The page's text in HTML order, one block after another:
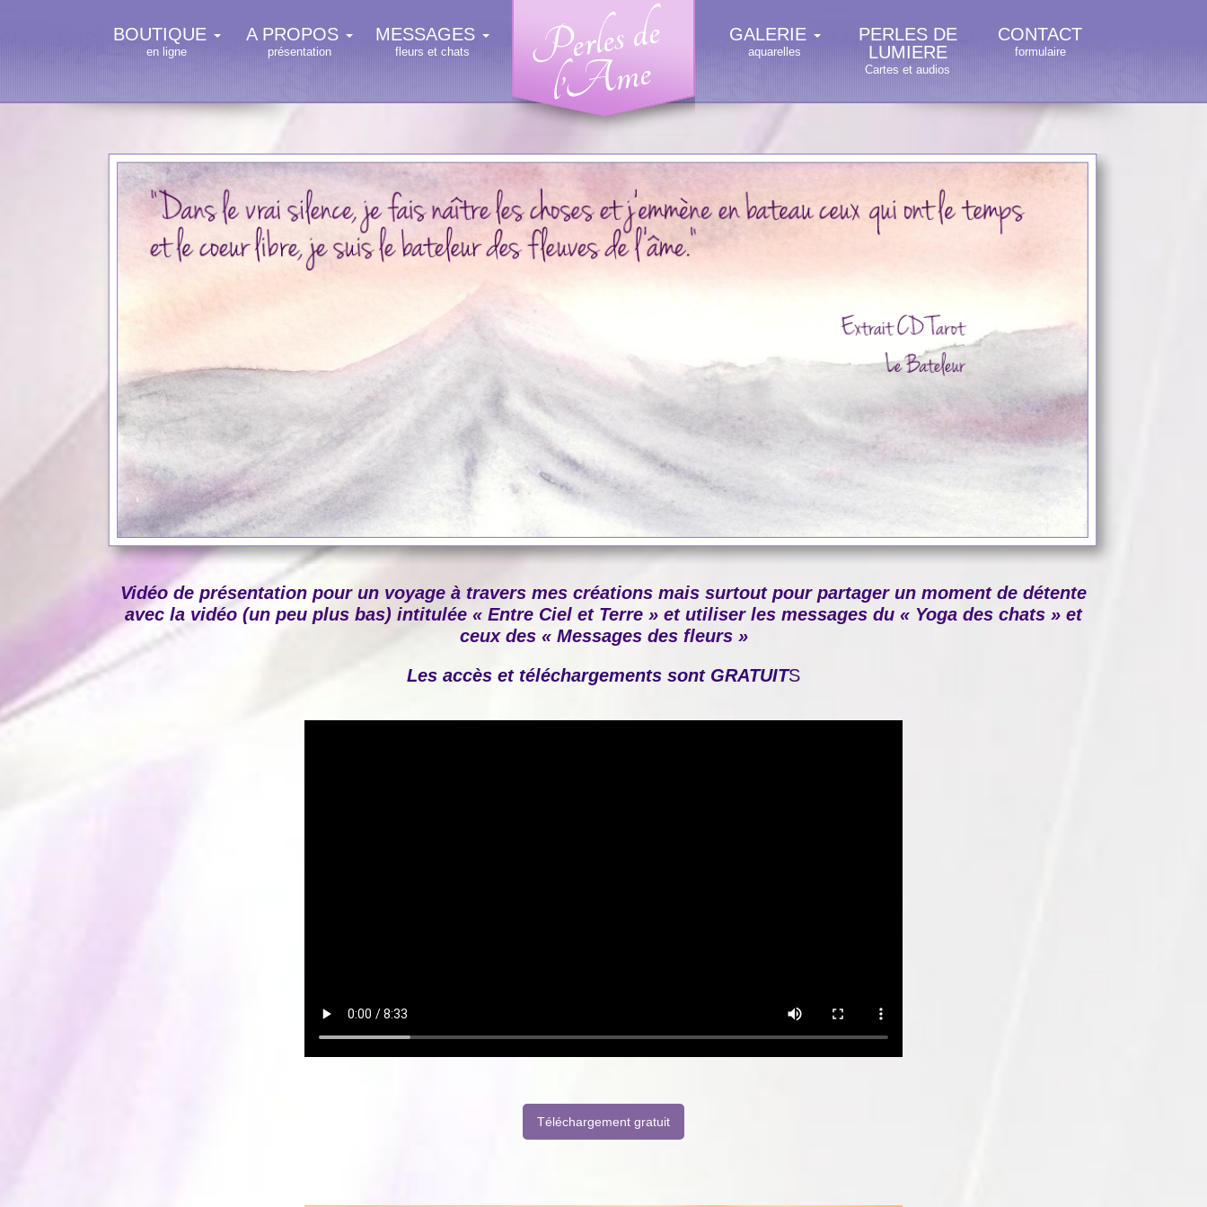
BOUTIQUE
en ligne
A PROPOS
présentation
MESSAGES
fleurs et chats
GALERIE
aquarelles
PERLES DE
LUMIERE
Cartes et audios
CONTACT
formulaire
Vidéo de présentation pour un voyage à travers mes créations mais surtout pour partager un moment de détente
avec la vidéo (un peu plus bas) intitulée « Entre Ciel et Terre » et utiliser les messages du « Yoga des chats » et
ceux des « Messages des fleurs »
Les accès et téléchargements sont GRATUITS
Téléchargement gratuit